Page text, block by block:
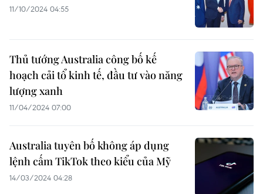
11/10/2024 04:55
Thủ tướng Australia công bố kế
hoạch cải tổ kinh tế, đầu tư vào năng
lượng xanh
11/04/2024 07:00
Australia tuyên bố không áp dụng
lệnh cấm TikTok theo kiểu của Mỹ
14/03/2024 04:28